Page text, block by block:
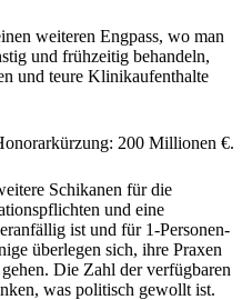
weiteren Engpass, wo man
und frühzeitig behandeln,
und teure Klinikaufenthalte
200 Millionen €.
Schikanen für die
und eine
ist und für 1-Personen-
überlegen sich, ihre Praxen
Die Zahl der verfügbaren
was politisch gewollt ist.